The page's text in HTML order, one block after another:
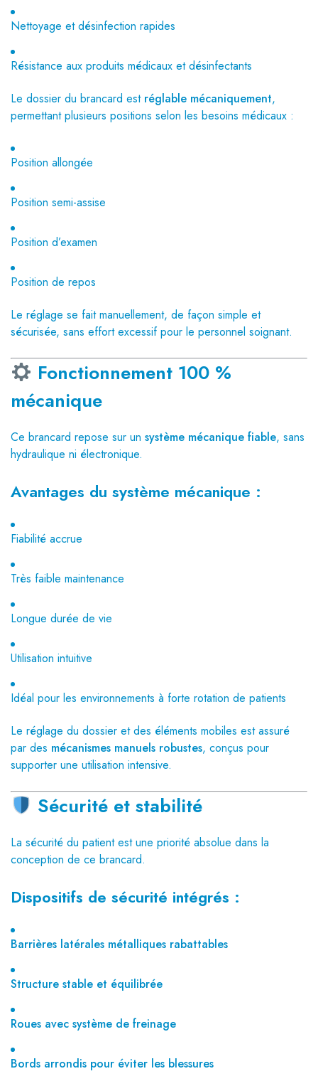
Nettoyage et désinfection rapides
Résistance aux produits médicaux et désinfectants
Le dossier du brancard est réglable mécaniquement,
permettant plusieurs positions selon les besoins médicaux :
Position allongée
Position semi-assise
Position d’examen
Position de repos
Le réglage se fait manuellement, de façon simple et
sécurisée, sans effort excessif pour le personnel soignant.
Fonctionnement 100 %
mécanique
Ce brancard repose sur un système mécanique fiable, sans
hydraulique ni électronique.
Avantages du système mécanique :
Fiabilité accrue
Très faible maintenance
Longue durée de vie
Utilisation intuitive
Idéal pour les environnements à forte rotation de patients
Le réglage du dossier et des éléments mobiles est assuré
par des mécanismes manuels robustes, conçus pour
supporter une utilisation intensive.
Sécurité et stabilité
La sécurité du patient est une priorité absolue dans la
conception de ce brancard.
Dispositifs de sécurité intégrés :
Barrières latérales métalliques rabattables
Structure stable et équilibrée
Roues avec système de freinage
Bords arrondis pour éviter les blessures